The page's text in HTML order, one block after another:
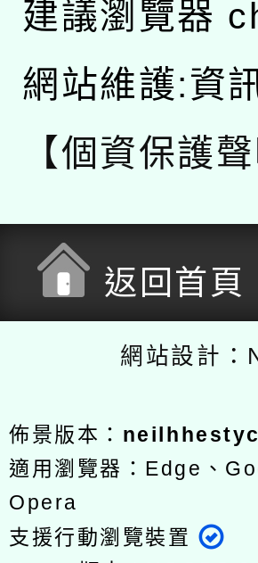
建議瀏覽器
網站維護:資
【個資保護聲
返回首頁
網站設計：
佈景版本：
適用瀏覽器：Edge、
Opera
支援行動瀏覽裝置